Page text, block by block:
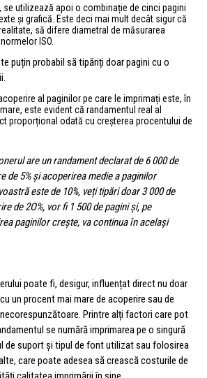
se utilizează apoi o combinație de cinci pagini
și grafică. Este deci mai mult decât sigur că
să difere diametral de măsurarea
ISO.
puțin probabil să tipăriți doar pagini cu o
al paginilor pe care le imprimați este, în
este evident că randamentul real al
proporțional odată cu creșterea procentului de
are un randament declarat de 6 000 de
de 5% și acoperirea medie a paginilor
este de 10%, veți tipări doar 3 000 de
de 2O%, vor fi 1 500 de pagini și, pe
paginilor crește, va continua în același
poate fi, desigur, influențat direct nu doar
un procent mai mare de acoperire sau de
Printre alți factori care pot
se numără imprimarea pe o singură
de suport și tipul de font utilizat sau folosirea
care poate adesea să crească costurile de